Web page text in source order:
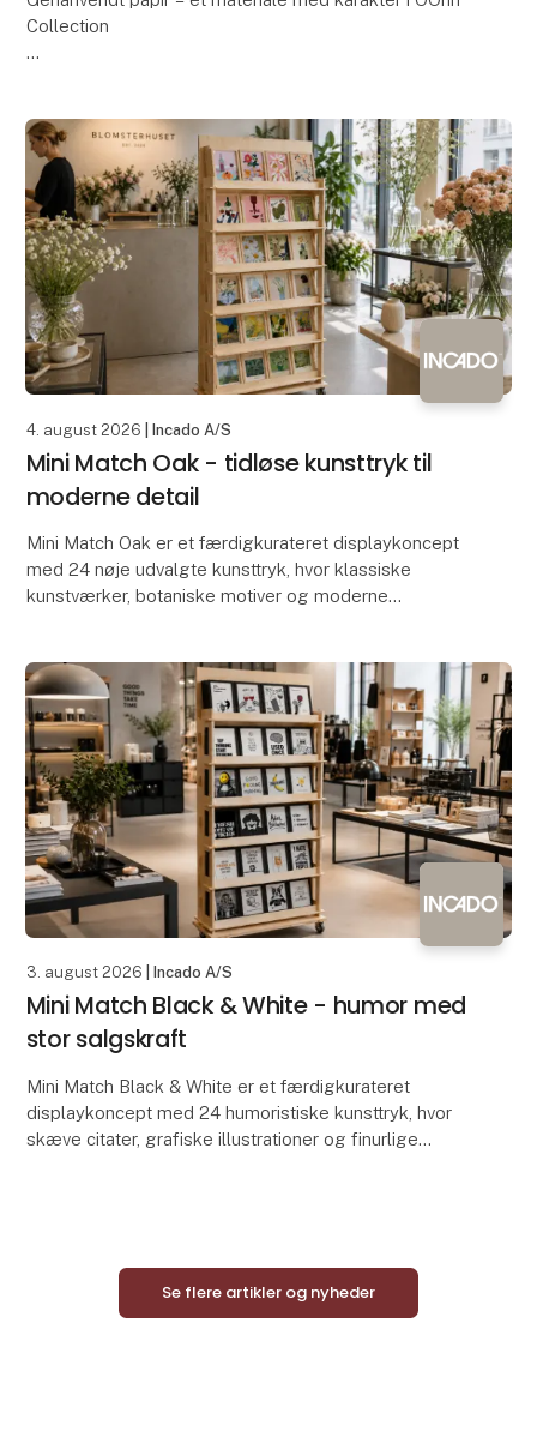
Collection
urtepotte blev skabt i genanve
4. august 2026 | Incado A/S
Mini Match Oak - tidløse kunsttryk til
moderne detail
Mini Match Oak er et færdigkurateret displaykoncept
med 24 nøje udvalgte kunsttryk, hvor klassiske
kunstværker, botaniske motiver og moderne
3. august 2026 | Incado A/S
Mini Match Black & White - humor med
stor salgskraft
Mini Match Black & White er et færdigkurateret
displaykoncept med 24 humoristiske kunsttryk, hvor
skæve citater, grafiske illustrationer og finurlige
Se flere artikler og nyheder